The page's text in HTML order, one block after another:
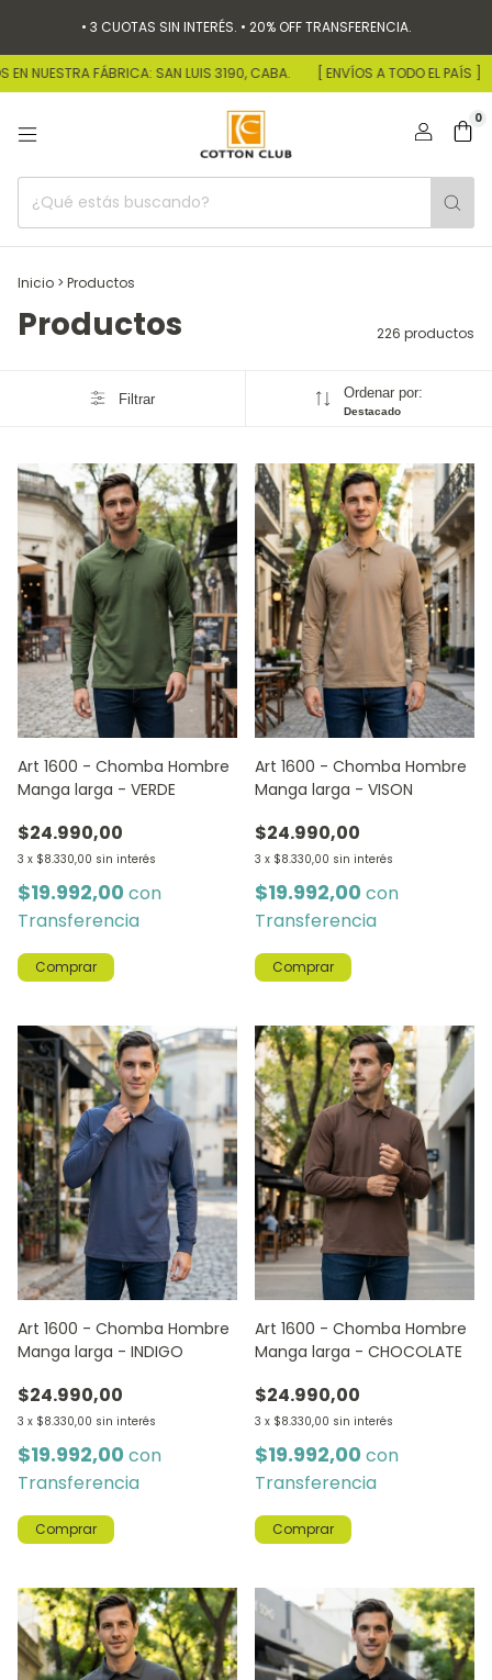
• 3 CUOTAS SIN INTERÉS. • 20% OFF TRANSFERENCIA.
SAN LUIS 3190, CABA. [ ENVÍOS A TODO EL PAÍS ] • ENCONTRANOS
0
Inicio > Productos
Productos 226 productos
Filtrar Ordenar por:
Destacado
Art 1600 - Chomba Hombre
Manga larga - VERDE
$24.990,00
3 x $8.330,00 sin interés
$19.992,00 con
Transferencia
Comprar
Art 1600 - Chomba Hombre
Manga larga - VISON
$24.990,00
3 x $8.330,00 sin interés
$19.992,00 con
Transferencia
Comprar
Art 1600 - Chomba Hombre
Manga larga - INDIGO
$24.990,00
3 x $8.330,00 sin interés
$19.992,00 con
Transferencia
Comprar
Art 1600 - Chomba Hombre
Manga larga - CHOCOLATE
$24.990,00
3 x $8.330,00 sin interés
$19.992,00 con
Transferencia
Comprar